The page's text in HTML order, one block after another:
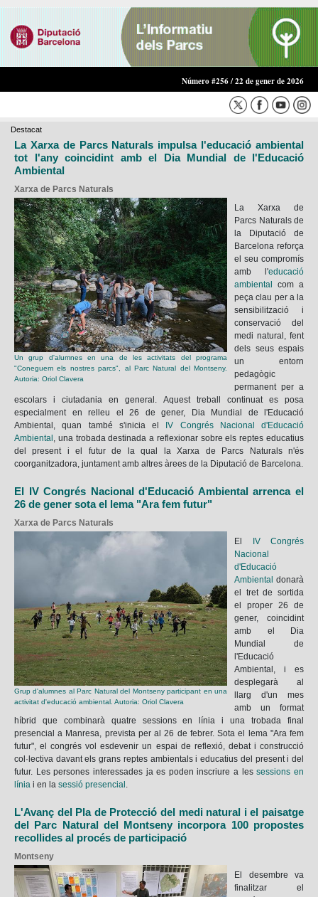
Número #256 / 22 de gener de 2026
Destacat
La Xarxa de Parcs Naturals impulsa l'educació ambiental
tot l'any coincidint amb el Dia Mundial de l'Educació
Ambiental
Xarxa de Parcs Naturals
Un grup d'alumnes en una de les activitats del programa
"Coneguem els nostres parcs", al Parc Natural del Montseny.
Autoria: Oriol Clavera
La Xarxa de
Parcs Naturals de
la Diputació de
Barcelona reforça
el seu compromís
amb l'educació
ambiental
com a
peça clau per a la
sensibilització i
conservació del
medi natural, fent
dels seus espais
un entorn
pedagògic
permanent per a
escolars i ciutadania en general. Aquest treball continuat es posa
especialment en relleu el 26 de gener, Dia Mundial de l'Educació
Ambiental, quan també s'inicia el
IV Congrés Nacional d'Educació
Ambiental , una trobada destinada a reflexionar sobre els reptes educatius
del present i el futur de la qual la Xarxa de Parcs Naturals n'és
coorganitzadora, juntament amb altres àrees de la Diputació de Barcelona.
El IV Congrés Nacional d'Educació Ambiental arrenca el
26 de gener sota el lema "Ara fem futur"
Xarxa de Parcs Naturals
Grup d'alumnes al Parc Natural del Montseny participant en una
activitat d'educació ambiental. Autoria: Oriol Clavera
El
IV Congrés
Nacional
d'Educació
Ambiental donarà
el tret de sortida
el proper 26 de
gener, coincidint
amb el Dia
Mundial de
l'Educació
Ambiental, i es
desplegarà al
llarg d'un mes
amb un format
híbrid que combinarà quatre sessions en línia i una trobada final
presencial a Manresa, prevista per al 26 de febrer. Sota el lema "Ara fem
futur", el congrés vol esdevenir un espai de reflexió, debat i construcció
col·lectiva davant els grans reptes ambientals i educatius del present i del
futur. Les persones interessades ja es poden inscriure a lessessions en
línia i en la sessió presencial .
L'Avanç del Pla de Protecció del medi natural i el paisatge
del Parc Natural del Montseny incorpora 100 propostes
recollides al procés de participació
Montseny
El desembre va
finalitzar el